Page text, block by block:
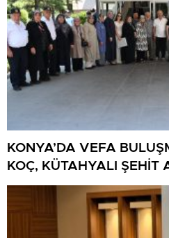
KONYA’DA VEFA
KOÇ, KÜTAHYALI ŞEHİT
GAZİLERİ AĞIRLADI